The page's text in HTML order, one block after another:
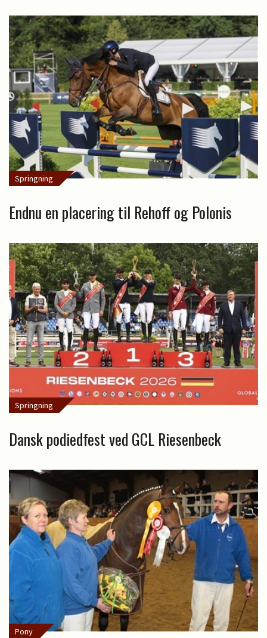
Springning
Endnu en placering til Rehoff og Polonis
Springning
Dansk podiedfest ved GCL Riesenbeck
Pony